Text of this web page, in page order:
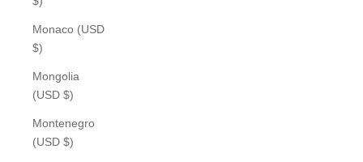
Monaco (USD
$)
Mongolia
(USD $)
Montenegro
(USD $)